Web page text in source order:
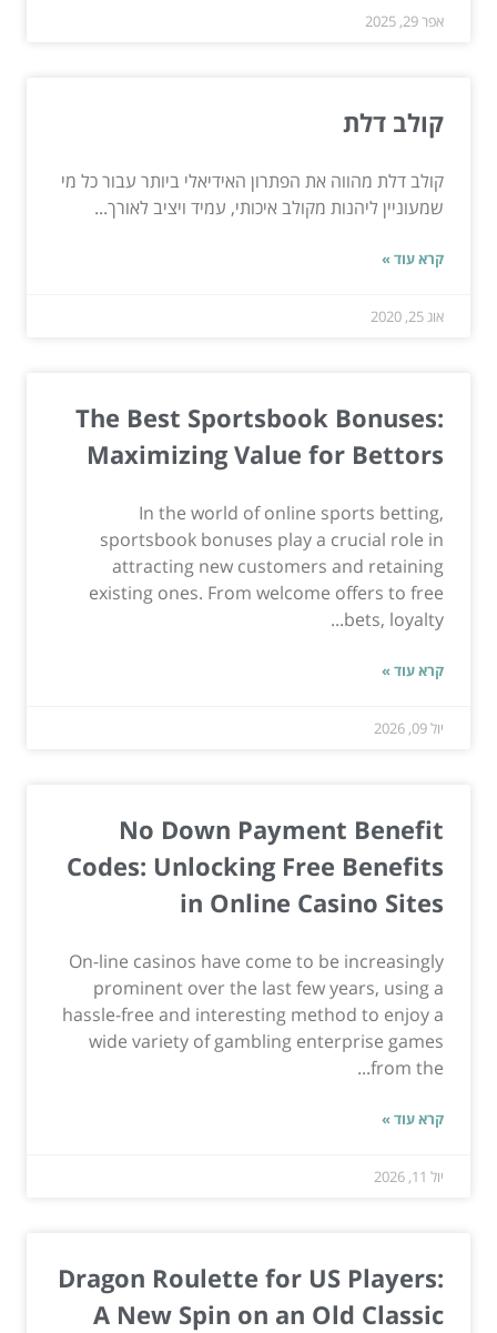
אפר 29, 2025
קולב דלת
קולב דלת מהווה את הפתרון האידיאלי ביותר עבור כל מי
שמעוניין ליהנות מקולב איכותי, עמיד ויציב לאורך...
קרא עוד »
אוג 25, 2020
The Best Sportsbook Bonuses:
Maximizing Value for Bettors
In the world of online sports betting,
sportsbook bonuses play a crucial role in
attracting new customers and retaining
existing ones. From welcome offers to free
bets, loyalty...
קרא עוד »
יול 09, 2026
No Down Payment Benefit
Codes: Unlocking Free Benefits
in Online Casino Sites
On-line casinos have come to be increasingly
prominent over the last few years, using a
hassle-free and interesting method to enjoy a
wide variety of gambling enterprise games
from the...
קרא עוד »
יול 11, 2026
Dragon Roulette for US Players:
A New Spin on an Old Classic